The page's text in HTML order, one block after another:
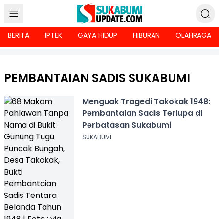
BERITA IPTEK GAYA HIDUP HIBURAN OLAHRAGA
PEMBANTAIAN SADIS SUKABUMI
Menguak Tragedi Takokak 1948:
Pembantaian Sadis Terlupa di
Perbatasan Sukabumi
SUKABUMI